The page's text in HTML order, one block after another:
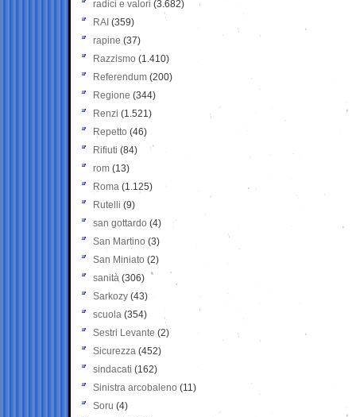
radici e valori (3.682)
RAI (359)
rapine (37)
Razzismo (1.410)
Referendum (200)
Regione (344)
Renzi (1.521)
Repetto (46)
Rifiuti (84)
rom (13)
Roma (1.125)
Rutelli (9)
san gottardo (4)
San Martino (3)
San Miniato (2)
sanità (306)
Sarkozy (43)
scuola (354)
Sestri Levante (2)
Sicurezza (452)
sindacati (162)
Sinistra arcobaleno (11)
Soru (4)